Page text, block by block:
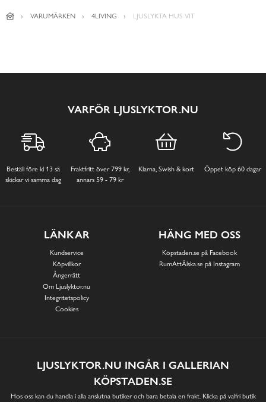
VARUMÄRKEN 4LIVING LJUSLYKTA HUS VIT
VARFÖR LJUSLYKTOR.NU
Beställ före kl 13 så
skickar vi samma dag
Fraktfritt över 799 kr,
annars 59 - 79 kr
Klarna, Swish & kort Öppet köp 60 dagar
LÄNKAR
Kundservice
Köpvillkor
Ångerrätt
Om Ljuslyktor.nu
Integritetspolicy
Cookies
HÄNG MED OSS
Köpstaden.se på Facebook
RumAttÄlska.se på Instagram
LJUSLYKTOR.NU INGÅR I GALLERIAN
KÖPSTADEN.SE
Hos oss kan du handla i alla anslutna butiker och bara betala en frakt. Klicka på valfri butik